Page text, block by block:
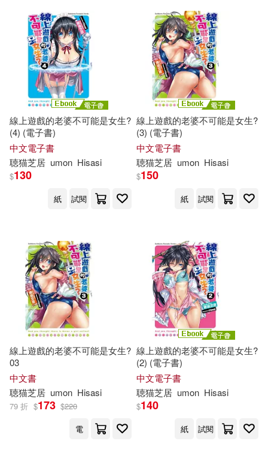
線上遊戲的老婆不可能是女生?
(4) (電子書)
中文電子書
聴猫芝居 umon Hisasi
$130
紙 試閱
線上遊戲的老婆不可能是女生?
(3) (電子書)
中文電子書
聴猫芝居 umon Hisasi
$150
紙 試閱
線上遊戲的老婆不可能是女生?
03
中文書
聴猫芝居 umon Hisasi
79 折 $173 $220
電
線上遊戲的老婆不可能是女生?
(2) (電子書)
中文電子書
聴猫芝居 umon Hisasi
$140
紙 試閱